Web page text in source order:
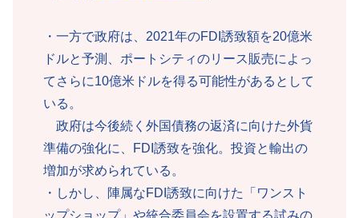
・一方で政府は、2021年のFDI誘致額を20億米
ドルと予測、ポートシティのリース販売によっ
てさらに10億米ドルを得る可能性があるとして
いる。
政府は今後続く外国債務の返済に向けた外貨
準備の強化に、FDI誘致を強化。投資と輸出の
増加が求められている。
・しかし、陣属なFDI誘致に向けた「ワンスト